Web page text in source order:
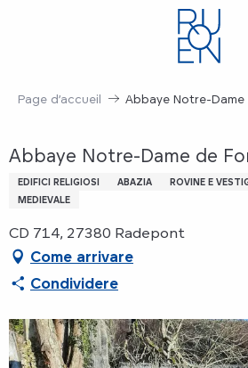
Page d’accueil Abbaye Notre-
Abbaye Notre-Dame de
EDIFICI RELIGIOSI ABAZIA ROVINE E
MEDIEVALE
CD 714, 27380 Radepont
Come arrivare
Condividere